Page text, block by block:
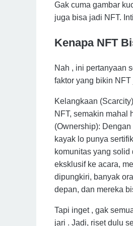
Gak cuma gambar
juga bisa jadi NFT.
Kenapa NFT
Nah , ini pertanyaan
faktor yang bikin NFT
Kelangkaan
NFT, semakin mahal
(Ownership):
kayak lo punya
komunitas yang
eksklusif ke acara,
dipungkiri, banyak
depan, dan mereka
Tapi inget , gak
jari . Jadi, riset dulu